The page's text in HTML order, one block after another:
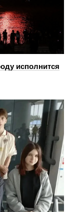
исполнится